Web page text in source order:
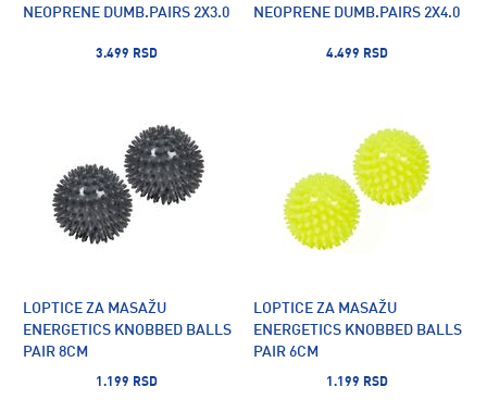
NEOPRENE DUMB.PAIRS 2X3.0
3.499 RSD
NEOPRENE DUMB.PAIRS 2X4.0
4.499 RSD
LOPTICE ZA MASAŽU
ENERGETICS KNOBBED BALLS
PAIR 8CM
1.199 RSD
LOPTICE ZA MASAŽU
ENERGETICS KNOBBED BALLS
PAIR 6CM
1.199 RSD